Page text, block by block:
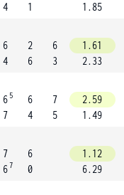
4
1
1.85
6
4
2
6
6
3
1.61
2.33
6 5
7
6
4
7
5
2.59
1.49
7
67
6
0
1.12
6.29